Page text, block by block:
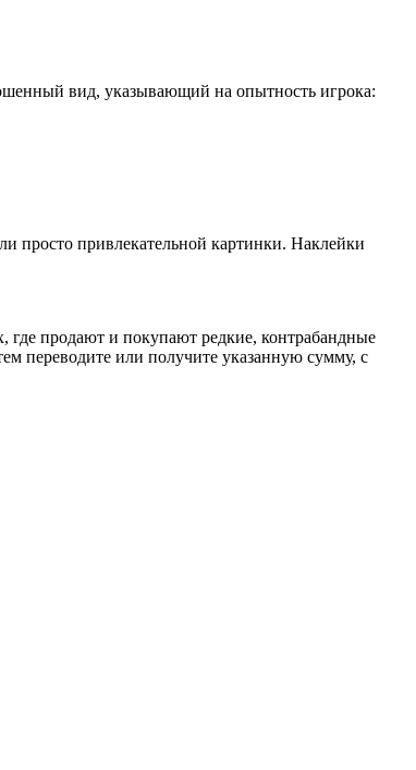
вид, указывающий на опытность игрока:
просто привлекательной картинки. Наклейки
где продают и покупают редкие, контрабандные
переводите или получите указанную сумму, с